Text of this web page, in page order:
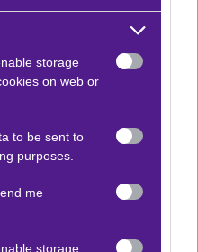
storage
on web or
to be sent to
purposes.
me
storage
προτείνει: